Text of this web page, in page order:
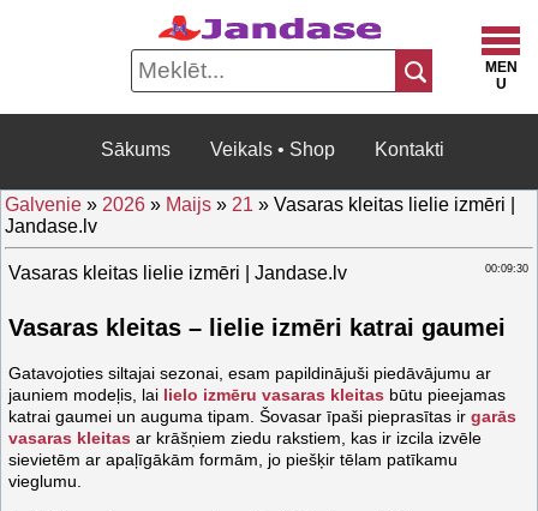
Sākums Veikals • Shop Kontakti
Galvenie » 2026 » Maijs » 21 » Vasaras kleitas lielie izmēri |
Jandase.lv
00:09:30
Vasaras kleitas lielie izmēri | Jandase.lv
Vasaras kleitas – lielie izmēri katrai gaumei
Gatavojoties siltajai sezonai, esam papildinājuši piedāvājumu ar
jauniem modeļis, lai lielo izmēru vasaras kleitas būtu pieejamas
katrai gaumei un auguma tipam. Šovasar īpaši pieprasītas ir garās
vasaras kleitas ar krāšņiem ziedu rakstiem, kas ir izcila izvēle
sievietēm ar apaļīgākām formām, jo piešķir tēlam patīkamu
vieglumu.